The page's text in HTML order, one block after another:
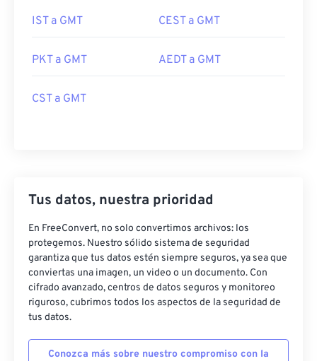
IST a GMT CEST a GMT
PKT a GMT AEDT a GMT
CST a GMT
Tus datos, nuestra prioridad
En FreeConvert, no solo convertimos archivos: los
protegemos. Nuestro sólido sistema de seguridad
garantiza que tus datos estén siempre seguros, ya sea que
conviertas una imagen, un video o un documento. Con
cifrado avanzado, centros de datos seguros y monitoreo
riguroso, cubrimos todos los aspectos de la seguridad de
tus datos.
Conozca más sobre nuestro compromiso con la